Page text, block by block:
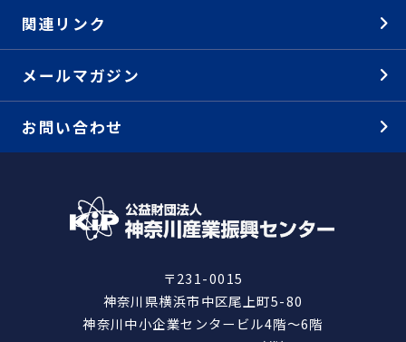
関連リンク
メールマガジン
お問い合わせ
〒231-0015
神奈川県横浜市中区尾上町5-80
神奈川中小企業センタービル4階～6階